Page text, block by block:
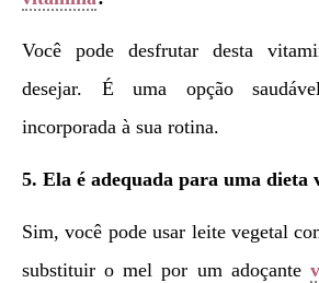
Você pode desfrutar desta
desejar. É uma opção
incorporada à sua rotina.
5. Ela é adequada para uma dieta
Sim, você pode usar leite vegetal
substituir o mel por um adoçante